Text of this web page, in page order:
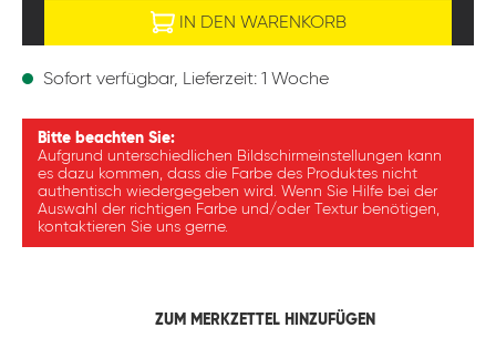
IN DEN WARENKORB
Sofort verfügbar, Lieferzeit: 1 Woche
Bitte beachten Sie:
Aufgrund unterschiedlichen Bildschirmeinstellungen kann
es dazu kommen, dass die Farbe des Produktes nicht
authentisch wiedergegeben wird. Wenn Sie Hilfe bei der
Auswahl der richtigen Farbe und/oder Textur benötigen,
kontaktieren Sie uns gerne.
ZUM MERKZETTEL HINZUFÜGEN